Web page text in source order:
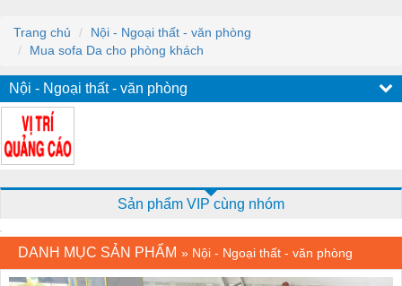
Trang chủ
Nội - Ngoại thất - văn phòng
Mua sofa Da cho phòng khách
Nội - Ngoại thất - văn phòng
Sản phẩm VIP cùng nhóm
DANH MỤC SẢN PHẨM » Nội - Ngoại thất - văn phòng